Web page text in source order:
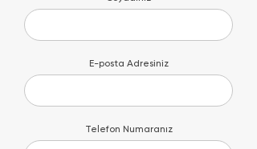
E-posta Adresiniz
Telefon Numaranız